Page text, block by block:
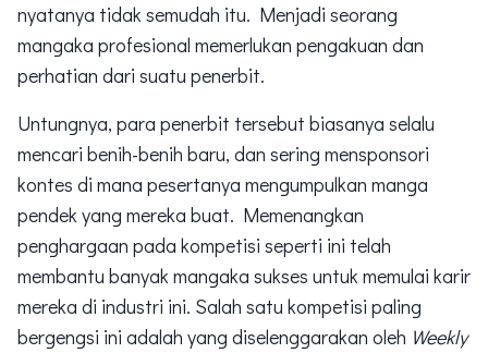
nyatanya tidak semudah itu. Menjadi seorang
mangaka profesional memerlukan pengakuan dan
perhatian dari suatu penerbit.
Untungnya, para penerbit tersebut biasanya selalu
mencari benih-benih baru, dan sering mensponsori
kontes di mana pesertanya mengumpulkan manga
pendek yang mereka buat. Memenangkan
penghargaan pada kompetisi seperti ini telah
membantu banyak mangaka sukses untuk memulai karir
mereka di industri ini. Salah satu kompetisi paling
bergengsi ini adalah yang diselenggarakan oleh Weekly